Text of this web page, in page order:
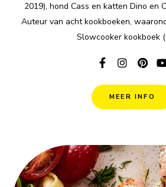
2019), hond Cass en katten Dino en
Auteur van acht kookboeken,
Slowcooker kookboek
MEER INFO